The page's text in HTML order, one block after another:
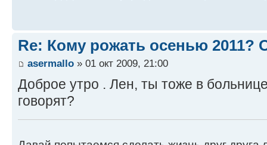
Re: Кому рожать осенью 2011?
asermallo » 01 окт 2009, 21:00
Доброе утро . Лен, ты тоже в
говорят?